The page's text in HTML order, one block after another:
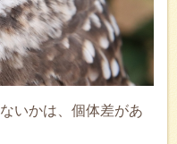
いかは、個体差があ